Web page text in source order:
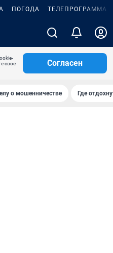
ПОГОДА ТЕЛЕПРОГРАММА
свое
Согласен
о мошенничестве Где